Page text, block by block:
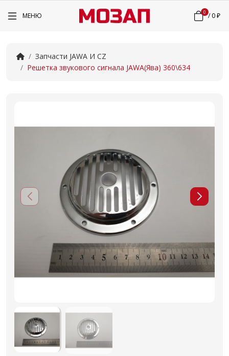
МЕНЮ 0 /0 ₽
Запчасти JAWA И CZ
Решетка звукового сигнала JAWA(Ява) 360\634